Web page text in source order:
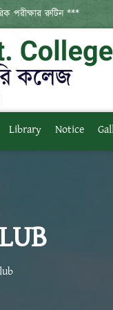
পরীক্ষার রুটিন ***
Library Notice